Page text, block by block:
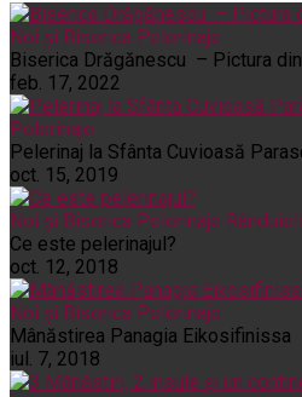
Noi și Biserica Pelerinaje
Biserica Drăgănescu – Pictura
feb. 17, 2022
Pelerinaje
Pelerinaj la Sfânta Cuvioasă
oct. 15, 2019
Noi și Biserica Pelerinaje
Ce este pelerinajul?
oct. 12, 2018
Noi și Biserica Pelerinaje
Mânăstirea Panagia Eikosifinissa
iul. 7, 2018